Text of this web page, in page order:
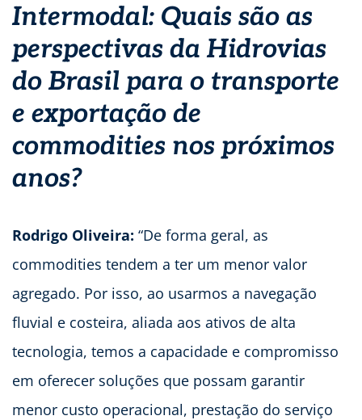
Intermodal: Quais são as
perspectivas da Hidrovias
do Brasil para o transporte
e exportação de
commodities nos próximos
anos?
Rodrigo Oliveira: “De forma geral, as
commodities tendem a ter um menor valor
agregado. Por isso, ao usarmos a navegação
fluvial e costeira, aliada aos ativos de alta
tecnologia, temos a capacidade e compromisso
em oferecer soluções que possam garantir
menor custo operacional, prestação do serviço